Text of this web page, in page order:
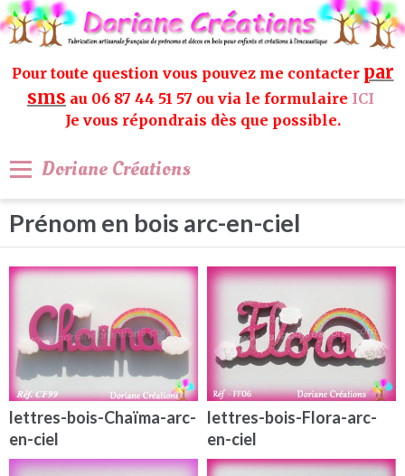
Pour toute question vous pouvez me contacter par
sms au 06 87 44 51 57 ou via le formulaire ICI
Je vous répondrais dès que possible.
Doriane Créations
Prénom en bois arc-en-ciel
lettres-bois-Chaïma-arc-
en-ciel
lettres-bois-Flora-arc-
en-ciel